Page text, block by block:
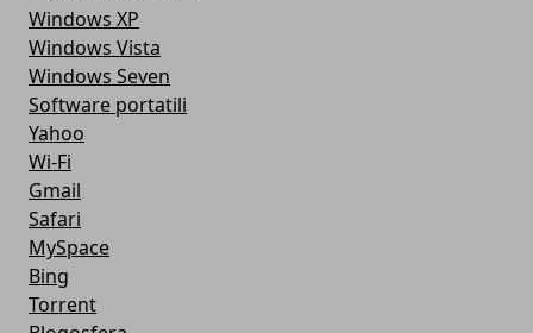
Windows XP
Windows Vista
Windows Seven
Software portatili
Yahoo
Wi-Fi
Gmail
Safari
MySpace
Bing
Torrent